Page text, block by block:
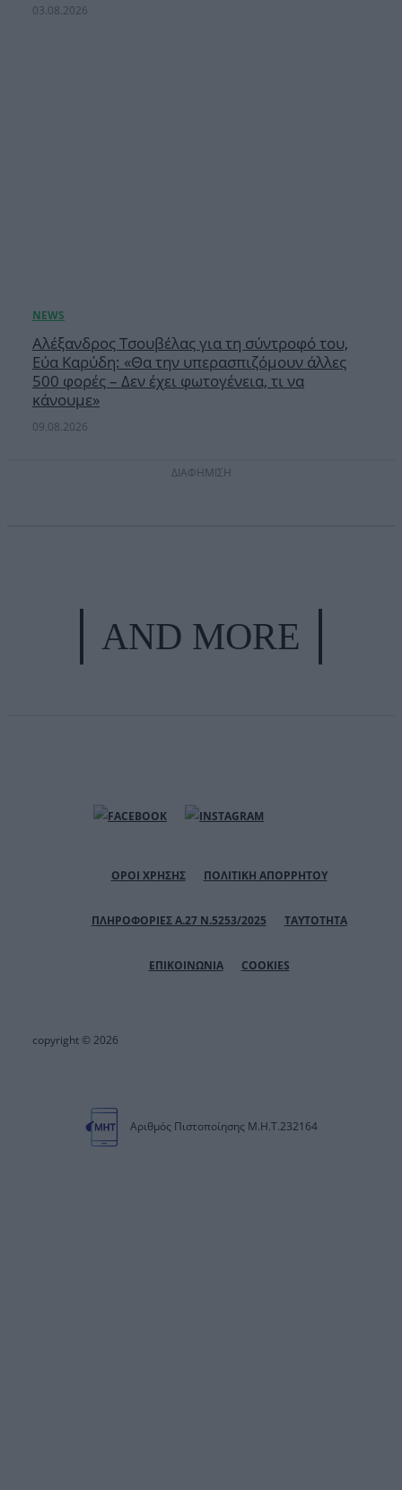
03.08.2026
Αλέξανδρος Τσουβέλας για τη σύντροφό του,
Εύα Καρύδη: «Θα την υπερασπιζόμουν άλλες
500 φορές – Δεν έχει φωτογένεια, τι να
κάνουμε»
09.08.2026
ΔΙΑΦΗΜΙΣΗ
AND MORE
ΟΡΟΙ ΧΡΗΣΗΣ ΠΟΛΙΤΙΚΗ ΑΠΟΡΡΗΤΟΥ
ΠΛΗΡΟΦΟΡΙΕΣ Α.27 Ν.5253/2025 ΤΑΥΤΟΤΗΤΑ
ΕΠΙΚΟΙΝΩΝΙΑ COOKIES
copyright © 2026
Αριθμός Πιστοποίησης Μ.Η.Τ.232164